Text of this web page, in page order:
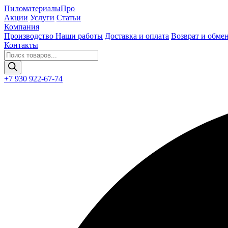
ПиломатериалыПро
Акции Услуги Статьи
Компания
Производство Наши работы Доставка и оплата Возврат и
Контакты
Поиск
товаров
+7 930 922-67-74